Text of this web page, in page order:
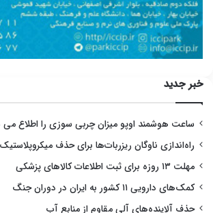
خبر جدید
ساعت هوشمند اوپو میزان چربی سوزی را اطلاع
راه‌اندازی ناوگان ریزربات‌ها برای حذف
مهلت ۱۳ روزه برای ثبت اطلاعات کالاهای پزشکی
کمک‌های دارویی ۱۱ کشور به ایران در دوران جنگ
حذف آلاینده‌های آلی مقاوم از منابع آب